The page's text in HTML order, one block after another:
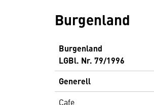
Burgenland
Burgenland
LGBl. Nr. 79/1996
Generell
Cafe